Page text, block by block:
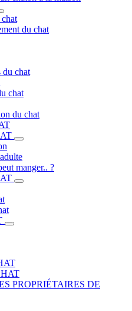
du chat
du chat
chat
du chat
manger.. ?
PROPRIÉTAIRES DE